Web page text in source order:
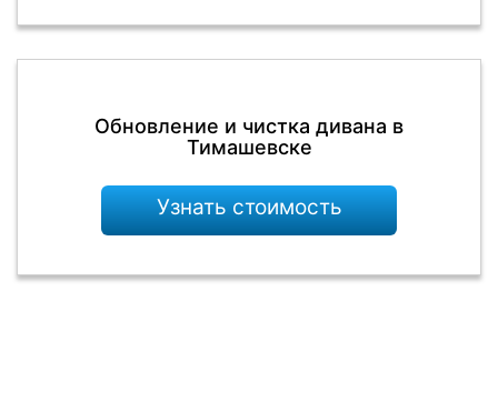
Обновление и чистка дивана в
Тимашевске
Узнать стоимость